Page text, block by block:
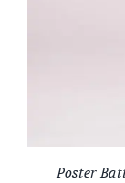
Poster